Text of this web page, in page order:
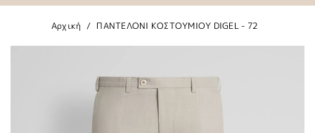
Αρχική ΠΑΝΤΕΛΟΝΙ ΚΟΣΤΟΥΜΙΟΥ DIGEL - 72